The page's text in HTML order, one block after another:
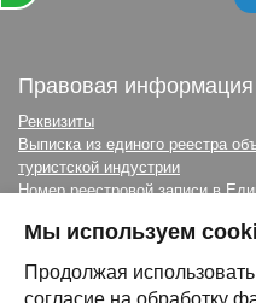
Правовая информация
Реквизиты
Выписка из единого реестра
туристской индустрии
Номер реестровой записи в
Выписка из реестра мед.
Политика обработки
Правила посещения Водного
Мы используем
Продолжая
согласие на обработку